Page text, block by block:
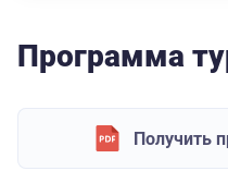
Программа
Получить